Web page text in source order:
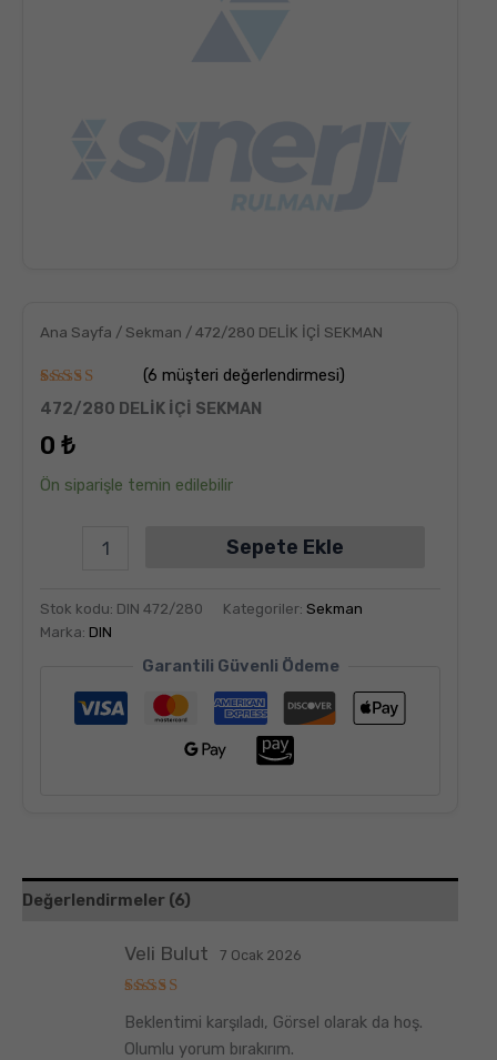
Ana Sayfa / Sekman / 472/280 DELİK İÇİ SEKMAN
6müşteri
puanına
5
5.00
puan
aldı
(6 müşteri değerlendirmesi)
472/280 DELİK İÇİ SEKMAN
0 ₺
Ön siparişle temin edilebilir
Sepete Ekle
Stok kodu: DIN 472/280 Kategoriler: Sekman
Marka: DIN
Garantili Güvenli Ödeme
Değerlendirmeler (6)
üzerinden
5oy aldı
Veli Bulut 7 Ocak 2026
Beklentimi karşıladı, Görsel olarak da hoş.
Olumlu yorum bırakırım.